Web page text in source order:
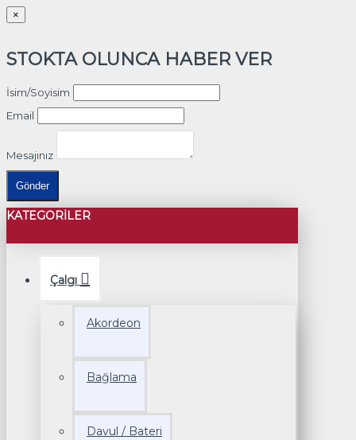
×
STOKTA OLUNCA HABER VER
İsim/Soyisim
Email
Mesajınız
Gönder
KATEGORILER
Çalgı
Akordeon
Bağlama
Davul / Bateri